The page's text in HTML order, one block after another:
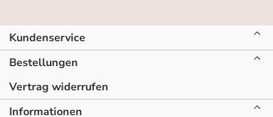
Kundenservice
Bestellungen
Vertrag widerrufen
Informationen